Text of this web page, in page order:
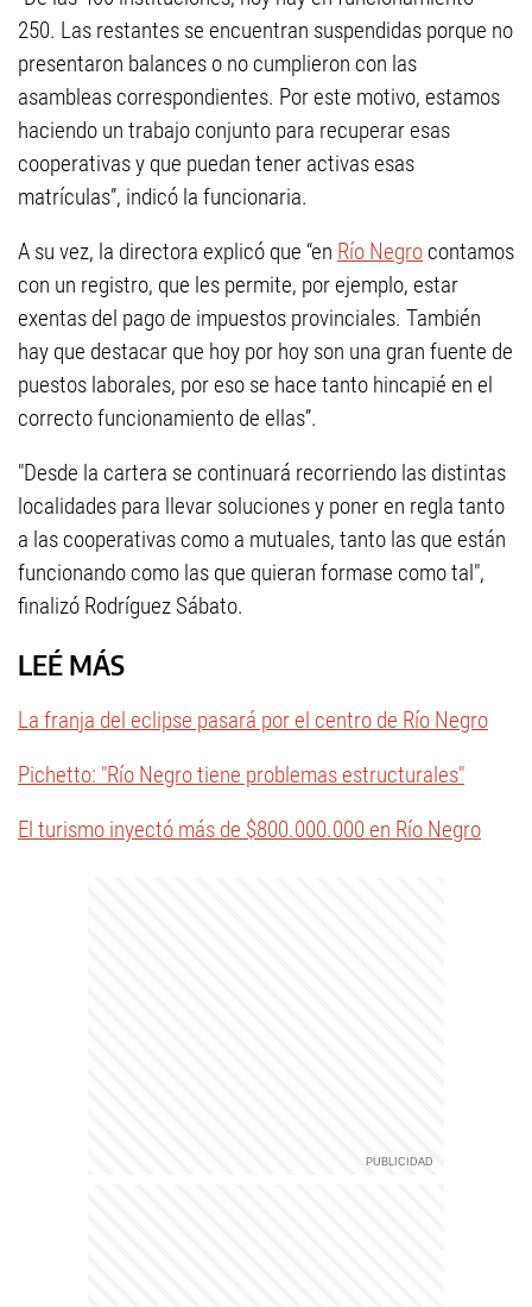
250. Las restantes se encuentran suspendidas porque no
presentaron balances o no cumplieron con las
asambleas correspondientes. Por este motivo, estamos
haciendo un trabajo conjunto para recuperar esas
cooperativas y que puedan tener activas esas
matrículas”, indicó la funcionaria.
A su vez, la directora explicó que “en Río Negro contamos
con un registro, que les permite, por ejemplo, estar
exentas del pago de impuestos provinciales. También
hay que destacar que hoy por hoy son una gran fuente de
puestos laborales, por eso se hace tanto hincapié en el
correcto funcionamiento de ellas”.
"Desde la cartera se continuará recorriendo las distintas
localidades para llevar soluciones y poner en regla tanto
a las cooperativas como a mutuales, tanto las que están
funcionando como las que quieran formase como tal",
finalizó Rodríguez Sábato.
LEÉ MÁS
La franja del eclipse pasará por el centro de Río Negro
Pichetto: "Río Negro tiene problemas estructurales"
El turismo inyectó más de $800.000.000 en Río Negro